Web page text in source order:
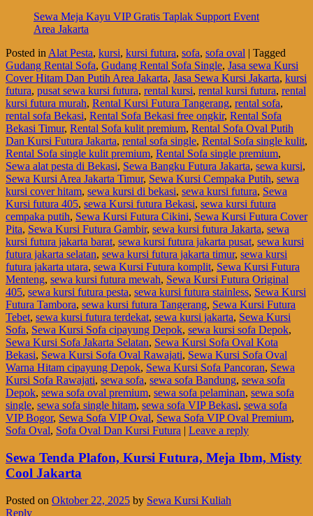
Sewa Meja Kayu VIP Gratis Taplak Support Event
Area Jakarta
Posted in Alat Pesta, kursi, kursi futura, sofa, sofa oval | Tagged
Gudang Rental Sofa, Gudang Rental Sofa Single, Jasa sewa Kursi
Cover Hitam Dan Putih Area Jakarta, Jasa Sewa Kursi Jakarta, kursi
futura, pusat sewa kursi futura, rental kursi, rental kursi futura, rental
kursi futura murah, Rental Kursi Futura Tangerang, rental sofa,
rental sofa Bekasi, Rental Sofa Bekasi free ongkir, Rental Sofa
Bekasi Timur, Rental Sofa kulit premium, Rental Sofa Oval Putih
Dan Kursi Futura Jakarta, rental sofa single, Rental Sofa single kulit,
Rental Sofa single kulit premium, Rental Sofa single premium,
Sewa alat pesta di Bekasi, Sewa Bangku Futura Jakarta, sewa kursi,
Sewa Kursi Area Jakarta Timur, Sewa Kursi Cempaka Putih, sewa
kursi cover hitam, sewa kursi di bekasi, sewa kursi futura, Sewa
Kursi futura 405, sewa Kursi futura Bekasi, sewa kursi futura
cempaka putih, Sewa Kursi Futura Cikini, Sewa Kursi Futura Cover
Pita, Sewa Kursi Futura Gambir, sewa kursi futura Jakarta, sewa
kursi futura jakarta barat, sewa kursi futura jakarta pusat, sewa kursi
futura jakarta selatan, sewa kursi futura jakarta timur, sewa kursi
futura jakarta utara, sewa Kursi Futura komplit, Sewa Kursi Futura
Menteng, sewa kursi futura mewah, Sewa Kursi Futura Original
405, sewa kursi futura pesta, sewa kursi futura stainless, Sewa Kursi
Futura Tambora, sewa kursi futura Tangerang, Sewa Kursi Futura
Tebet, sewa kursi futura terdekat, sewa kursi jakarta, Sewa Kursi
Sofa, Sewa Kursi Sofa cipayung Depok, sewa kursi sofa Depok,
Sewa Kursi Sofa Jakarta Selatan, Sewa Kursi Sofa Oval Kota
Bekasi, Sewa Kursi Sofa Oval Rawajati, Sewa Kursi Sofa Oval
Warna Hitam cipayung Depok, Sewa Kursi Sofa Pancoran, Sewa
Kursi Sofa Rawajati, sewa sofa, sewa sofa Bandung, sewa sofa
Depok, sewa sofa oval premium, sewa sofa pelaminan, sewa sofa
single, sewa sofa single hitam, sewa sofa VIP Bekasi, sewa sofa
VIP Bogor, Sewa Sofa VIP Oval, Sewa Sofa VIP Oval Premium,
Sofa Oval, Sofa Oval Dan Kursi Futura | Leave a reply
Sewa Tenda Plafon, Kursi Futura, Meja Ibm, Misty
Cool Jakarta
Posted on Oktober 22, 2025 by Sewa Kursi Kuliah
Reply